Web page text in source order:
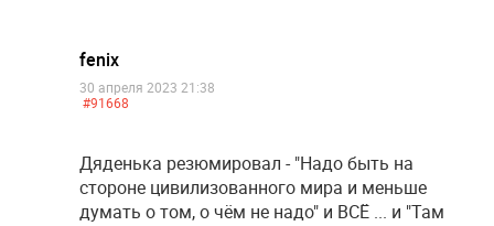
fenix
30 апреля 2023 21:38
#91668
Дяденька резюмировал - "Надо быть на
стороне цивилизованного мира и меньше
думать о том, о чём не надо" и ВСЁ ... и "Там